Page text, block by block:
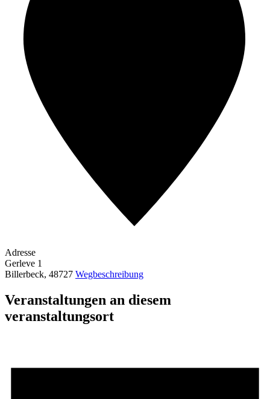
Adresse
Gerleve 1
Billerbeck, 48727 Wegbeschreibung
Veranstaltungen an diesem
veranstaltungsort